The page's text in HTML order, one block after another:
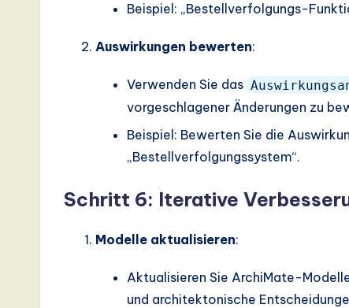
Beispiel: „Bestellverfolgungs-
Auswirkungen bewerten:
Verwenden Sie das
vorgeschlagener Änderungen zu
Beispiel: Bewerten Sie die
„Bestellverfolgungssystem“.
Schritt 6: Iterative
Modelle aktualisieren:
Aktualisieren Sie ArchiMate-
und architektonische